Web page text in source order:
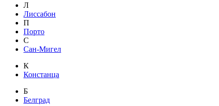
Л
Лиссабон
П
Порто
С
Сан-Мигел
К
Констанца
Б
Белград